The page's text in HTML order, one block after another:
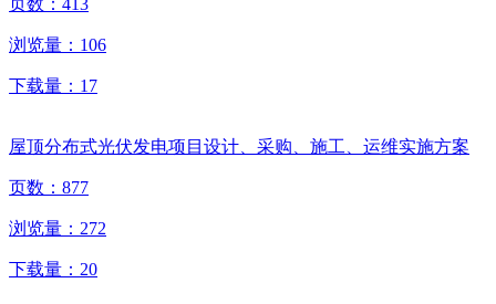
页数： 413
浏览量： 106
下载量： 17
屋顶分布式光伏发电项目设计、采购、施工、运维实施方案
页数： 877
浏览量： 272
下载量： 20